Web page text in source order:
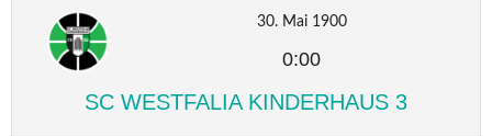
30. Mai 1900
0:00
SC WESTFALIA KINDERHAUS 3